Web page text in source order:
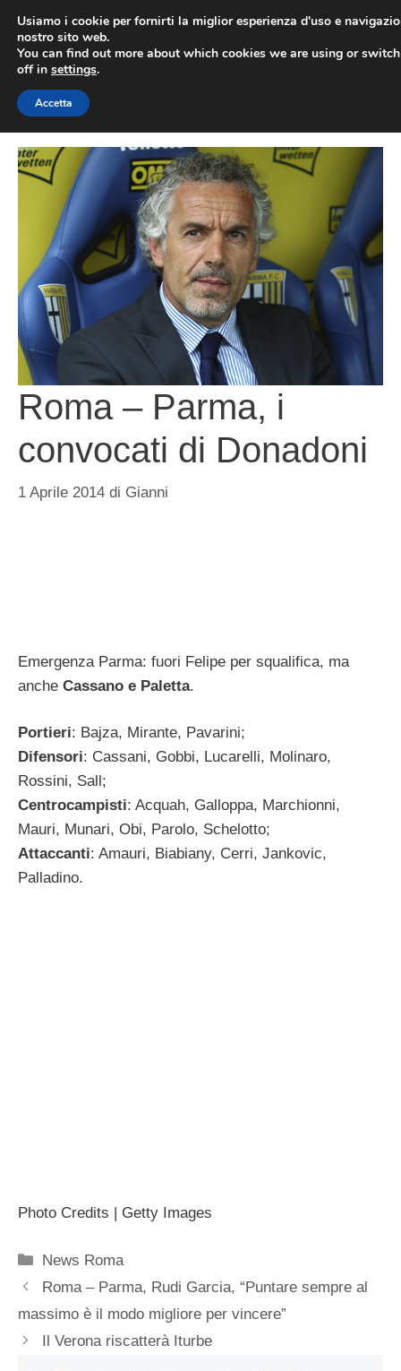
contenuto
Roma – Parma, i
convocati di Donadoni
1 Aprile 2014 di Gianni
Emergenza Parma: fuori Felipe per squalifica, ma
anche Cassano e Paletta.
Portieri: Bajza, Mirante, Pavarini;
Difensori: Cassani, Gobbi, Lucarelli, Molinaro,
Rossini, Sall;
Centrocampisti: Acquah, Galloppa, Marchionni,
Mauri, Munari, Obi, Parolo, Schelotto;
Attaccanti: Amauri, Biabiany, Cerri, Jankovic,
Palladino.
Photo Credits | Getty Images
Categorie
News Roma
Roma – Parma, Rudi Garcia, “Puntare sempre al
massimo è il modo migliore per vincere”
Il Verona riscatterà Iturbe
Usiamo i cookie per fornirti la miglior esperienza d'uso e
nostro sito web.
You can find out more about which cookies we are using or
off in settings.
Accetta